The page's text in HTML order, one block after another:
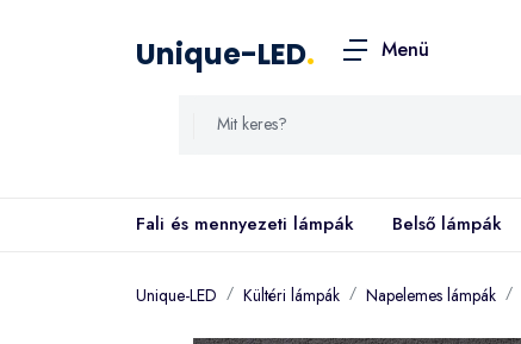
Unique-LED. Menü
Fali és mennyezeti lámpák Belső lámpák
Unique-LED Kültéri lámpák Napelemes lámpák